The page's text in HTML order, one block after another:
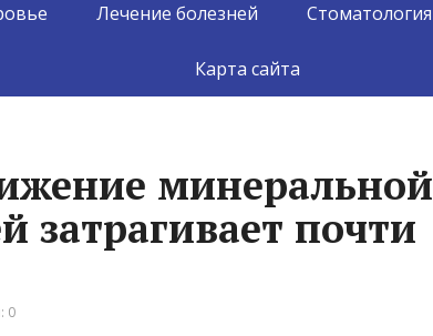
Лечение болезней Стоматология
Карта сайта
минеральной
затрагивает почти
0